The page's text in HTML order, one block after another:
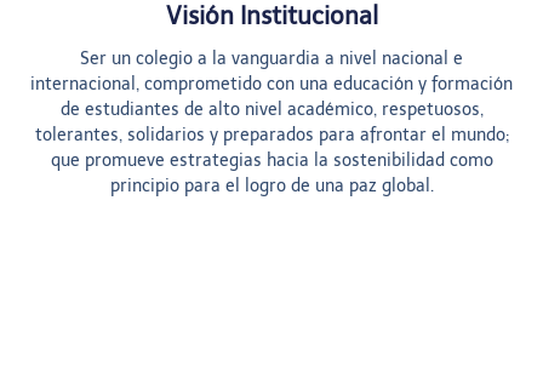
Visión Institucional
Ser un colegio a la vanguardia a nivel nacional e
internacional, comprometido con una educación y formación
de estudiantes de alto nivel académico, respetuosos,
tolerantes, solidarios y preparados para afrontar el mundo;
que promueve estrategias hacia la sostenibilidad como
principio para el logro de una paz global.